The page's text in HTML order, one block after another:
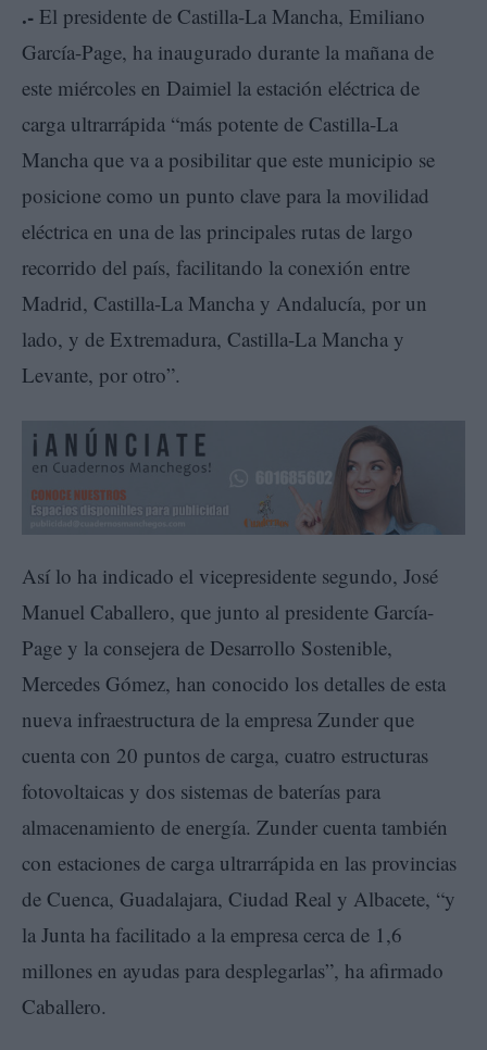
.- El presidente de Castilla-La Mancha, Emiliano
García-Page, ha inaugurado durante la mañana de
este miércoles en Daimiel la estación eléctrica de
carga ultrarrápida “más potente de Castilla-La
Mancha que va a posibilitar que este municipio se
posicione como un punto clave para la movilidad
eléctrica en una de las principales rutas de largo
recorrido del país, facilitando la conexión entre
Madrid, Castilla-La Mancha y Andalucía, por un
lado, y de Extremadura, Castilla-La Mancha y
Levante, por otro”.
Así lo ha indicado el vicepresidente segundo, José
Manuel Caballero, que junto al presidente García-
Page y la consejera de Desarrollo Sostenible,
Mercedes Gómez, han conocido los detalles de esta
nueva infraestructura de la empresa Zunder que
cuenta con 20 puntos de carga, cuatro estructuras
fotovoltaicas y dos sistemas de baterías para
almacenamiento de energía. Zunder cuenta también
con estaciones de carga ultrarrápida en las provincias
de Cuenca, Guadalajara, Ciudad Real y Albacete, “y
la Junta ha facilitado a la empresa cerca de 1,6
millones en ayudas para desplegarlas”, ha afirmado
Caballero.